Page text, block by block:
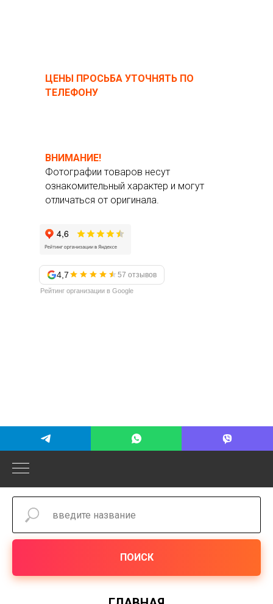
ЦЕНЫ ПРОСЬБА УТОЧНЯТЬ ПО
ТЕЛЕФОНУ
ВНИМАНИЕ!
Фотографии товаров несут
ознакомительный характер и могут
отличаться от оригинала.
4,7 57 отзывов
Рейтинг организации в Google
ПОИСК